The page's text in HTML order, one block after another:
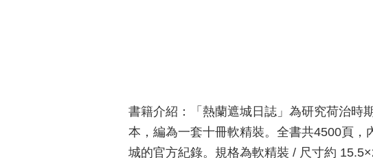
書籍介紹：「熱蘭遮城日誌」為研究荷治時
本，編為一套十冊軟精裝。全書共4500頁
城的官方紀錄。規格為軟精裝 / 尺寸約